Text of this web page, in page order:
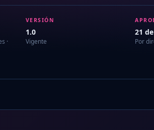
·
VERSIÓN
1.0
Vigente
21
Por